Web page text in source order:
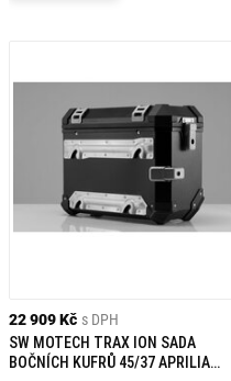
22 909 Kč s DPH
SW MOTECH TRAX ION SADA
BOČNÍCH KUFRŮ 45/37 APRILIA